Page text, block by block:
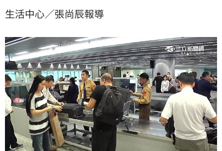
友熱議。
生活中心／張尚辰報導